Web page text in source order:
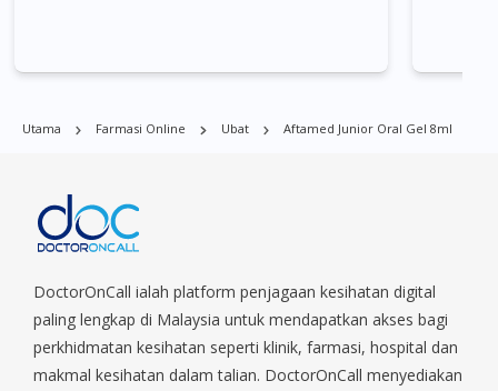
Village, Clementi Park, Dairy Farm, Eunos, East Coast, Farrer
East, Jurong West, Kallang/ Whampoa, Lim Chu Kang, Marine
Parade, Marina, Macpherson, Mandai, Newton, Novena,
Orchard, Pasir Ris, Punggol, Potong Pasir, Paya Lebar,
Sengkang, Serangoon, Serangoon Rd, Seletar, Tampines, Toa
Payoh, Tanjong Pagar, Telok Blangah, Tanglin, Thomson, Tuas,
Tengah, Upper East Coast, Upper Bukit Timah, Upper Thomson,
Woodlands, West Coast, Yishun, Yio Chu Kang.
Utama Farmasi Online Ubat Aftamed Junior Oral Gel 8ml
DoctorOnCall ialah platform penjagaan kesihatan digital
paling lengkap di Malaysia untuk mendapatkan akses bagi
perkhidmatan kesihatan seperti klinik, farmasi, hospital dan
makmal kesihatan dalam talian. DoctorOnCall menyediakan